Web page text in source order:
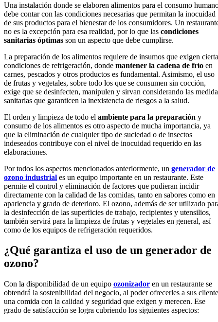
Una instalación donde se elaboren alimentos para el consumo
debe contar con las condiciones necesarias que permitan la inocuidad
de sus productos para el bienestar de los consumidores. Un
no es la excepción para esa realidad, por lo que las condiciones
sanitarias óptimas son un aspecto que debe cumplirse.
La preparación de los alimentos requiere de insumos que exigen
condiciones de refrigeración, donde mantener la cadena de frío en
carnes, pescados y otros productos es fundamental. Asimismo, el uso
de frutas y vegetales, sobre todo los que se consumen sin cocción,
exige que se desinfecten, manipulen y sirvan considerando las
sanitarias que garanticen la inexistencia de riesgos a la salud.
El orden y limpieza de todo el ambiente para la preparación y
consumo de los alimentos es otro aspecto de mucha importancia, ya
que la eliminación de cualquier tipo de suciedad o de insectos
indeseados contribuye con el nivel de inocuidad requerido en las
elaboraciones.
Por todos los aspectos mencionados anteriormente, un generador de
ozono industrial es un equipo importante en un restaurante. Este
permite el control y eliminación de factores que pudieran incidir
directamente con la calidad de las comidas, tanto en sabores como en
apariencia y grado de deterioro. El ozono, además de ser utilizado
la desinfección de las superficies de trabajo, recipientes y utensilios,
también servirá para la limpieza de frutas y vegetales en general, así
como de los equipos de refrigeración requeridos.
¿Qué garantiza el uso de un generador de
ozono?
Con la disponibilidad de un equipo ozonizador en un restaurante se
obtendrá la sostenibilidad del negocio, al poder ofrecerles a sus
una comida con la calidad y seguridad que exigen y merecen. Ese
grado de satisfacción se logra cubriendo los siguientes aspectos: